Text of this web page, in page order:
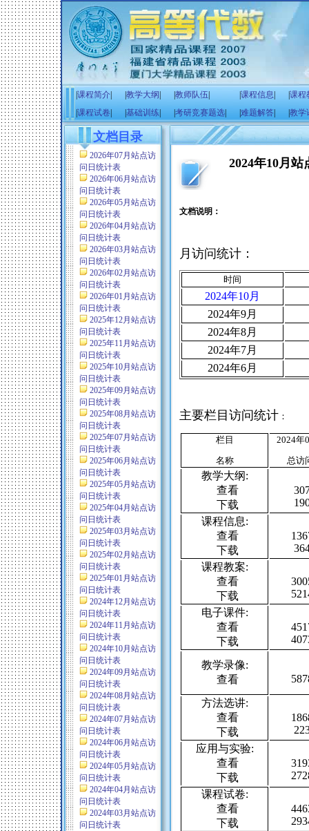
课程简介 教学大纲 教师队伍 课程信息
课程
课程试卷 基础训练 考研竞赛题选 难题解答 教学
文档目录
2026年07月站点访
问日统计表
2026年06月站点访
问日统计表
2026年05月站点访
问日统计表
2026年04月站点访
问日统计表
2026年03月站点访
问日统计表
2026年02月站点访
问日统计表
2026年01月站点访
问日统计表
2025年12月站点访
问日统计表
2025年11月站点访
问日统计表
2025年10月站点访
问日统计表
2025年09月站点访
问日统计表
2025年08月站点访
问日统计表
2025年07月站点访
问日统计表
2025年06月站点访
问日统计表
2025年05月站点访
问日统计表
2025年04月站点访
问日统计表
2025年03月站点访
问日统计表
2025年02月站点访
问日统计表
2025年01月站点访
问日统计表
2024年12月站点访
问日统计表
2024年11月站点访
问日统计表
2024年10月站点访
问日统计表
2024年09月站点访
问日统计表
2024年08月站点访
问日统计表
2024年07月站点访
问日统计表
2024年06月站点访
问日统计表
2024年05月站点访
问日统计表
2024年04月站点访
问日统计表
2024年03月站点访
问日统计表
2024年10月
文档说明：
月访问统计：
时间
2024年10月
2024年9月
2024年8月
2024年7月
2024年6月
主要栏目访问统计 ：
栏目
名称
2024年
总访
教学大纲:
查看
下载
课程信息:
查看
下载
课程教案:
查看
下载
电子课件:
查看
下载
教学录像:
查看
方法选讲:
查看
下载
应用与实验:
查看
下载
课程试卷:
查看
下载